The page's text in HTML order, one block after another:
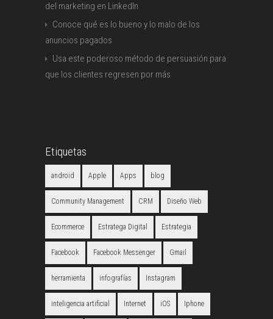
del marketing en LinkedIn
Conoce qué es lo bueno y lo malo de los
anuncios pagados
Usa este poderoso método de persuasión para
que los clientes regresen por más
Etiquetas
android Apple Apps blog
Community Management CRM Diseño Web
Ecommerce Estratega Digital Estrategia
Facebook Facebook Messenger Gmail
herramienta infografías Instagram
inteligencia artificial Internet iOS Iphone